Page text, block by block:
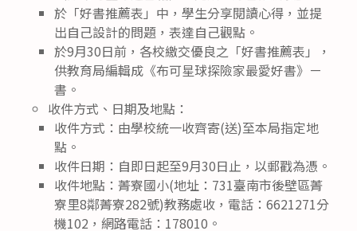
於「好書推薦表」中，學生分享閱讀心得，並提
出自己設計的問題，表達自己觀點。
於9月30日前，各校繳交優良之「好書推薦表」，
供教育局編輯成《布可星球探險家最愛好書》ㄧ
書。
收件方式、日期及地點：
收件方式：由學校統一收齊寄(送)至本局指定地
點。
收件日期：自即日起至9月30日止，以郵戳為憑。
收件地點：菁寮國小(地址：731臺南市後壁區菁
寮里8鄰菁寮282號)教務處收，電話：6621271分
機102，網路電話：178010。